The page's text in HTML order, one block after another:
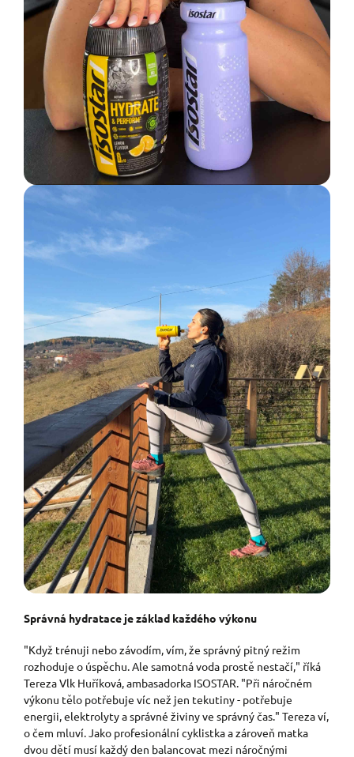
Správná hydratace je základ každého výkonu
"Když trénuji nebo závodím, vím, že správný pitný režim
rozhoduje o úspěchu. Ale samotná voda prostě nestačí," říká
Tereza Vlk Huříková, ambasadorka ISOSTAR. "Při náročném
výkonu tělo potřebuje víc než jen tekutiny - potřebuje
energii, elektrolyty a správné živiny ve správný čas." Tereza ví,
o čem mluví. Jako profesionální cyklistka a zároveň matka
dvou dětí musí každý den balancovat mezi náročnými